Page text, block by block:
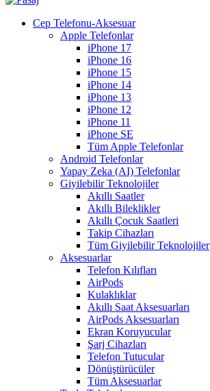
Cep Telefonu-Aksesuar
Apple Telefonlar
iPhone 17
iPhone 16
iPhone 15
iPhone 14
iPhone 13
iPhone 12
iPhone 11
iPhone SE
Tüm Apple Telefonlar
Android Telefonlar
Yapay Zeka (AI) Telefonlar
Giyilebilir Teknolojiler
Akıllı Saatler
Akıllı Bileklikler
Akıllı Çocuk Saatleri
Takip Cihazları
Tüm Giyilebilir Teknolojiler
Aksesuarlar
Telefon Kılıfları
AirPods
Kulaklıklar
Akıllı Saat Aksesuarları
AirPods Aksesuarları
Ekran Koruyucular
Şarj Cihazları
Telefon Tutucular
Dönüştürücüler
Tüm Aksesuarlar